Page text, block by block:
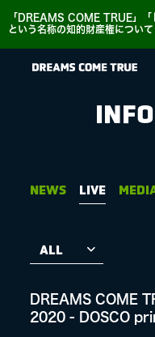
「DREAMS COME TRUE」「
という名称の知的財産権について
NEWS LIVE
DREAMS COME
2020 - DOSCO